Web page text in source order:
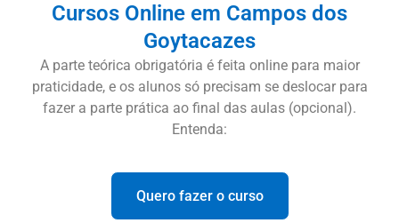
Cursos Online em Campos dos
Goytacazes
A parte teórica obrigatória é feita online para maior
praticidade, e os alunos só precisam se deslocar para
fazer a parte prática ao final das aulas (opcional).
Entenda:
Quero fazer o curso